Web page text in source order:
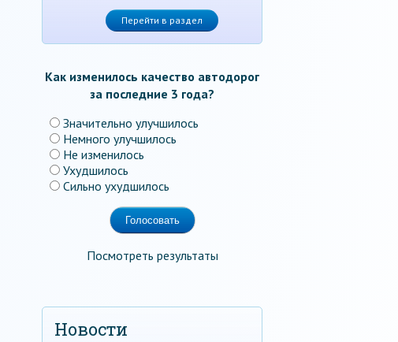
Перейти в раздел
Как изменилось качество автодорог
за последние 3 года?
Значительно улучшилось
Немного улучшилось
Не изменилось
Ухудшилось
Сильно ухудшилось
Посмотреть результаты
Новости